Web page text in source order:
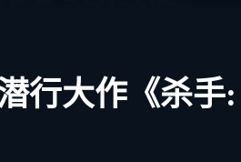
行大作《杀手: